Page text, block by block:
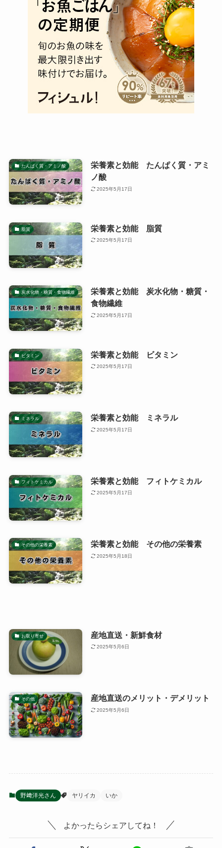
たんぱく質・アミノ酸
栄養素と効能 たんぱく質・アミ
ノ酸
2025年5月17日
脂質 栄養素と効能 脂質
2025年5月17日
炭水化物・糖質・食物繊維
栄養素と効能 炭水化物・糖質・
食物繊維
2025年5月17日
ビタミン 栄養素と効能 ビタミン
2025年5月17日
ミネラル 栄養素と効能 ミネラル
2025年5月17日
フィトケミカル 栄養素と効能 フィトケミカル
2025年5月17日
その他の栄養素 栄養素と効能 その他の栄養素
2025年5月18日
お取り寄せ 産地直送・新鮮食材
2025年5月6日
その他 産地直送のメリット・デメリット
2025年5月6日
野﨑洋光さん ヤリイカ いか
よかったらシェアしてね！